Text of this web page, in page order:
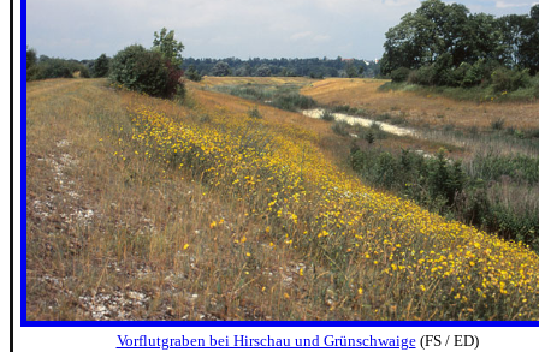
Vorflutgraben bei Hirschau und Grünschwaige(FS / ED)